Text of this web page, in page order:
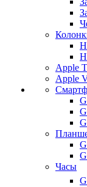
Apple
Apple
Часы